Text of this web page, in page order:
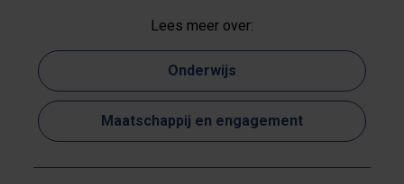
Lees meer over:
Onderwijs
Maatschappij en engagement